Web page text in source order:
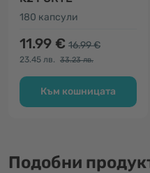
180 капсули
11.99 € 16.99 €
23.45 лв. 33.23 лв.
Към кошницата
Подобни